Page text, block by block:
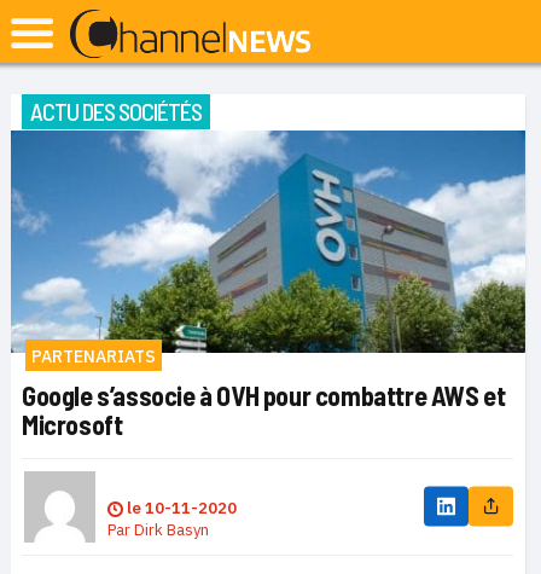
ACTU DES SOCIÉTÉS
PARTENARIATS
Google s’associe à OVH pour combattre AWS et
Microsoft
le10-11-2020
ParDirk Basyn